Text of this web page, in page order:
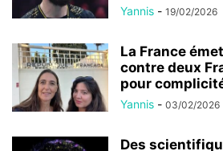
Yannis - 19/02/2026
La France
contre deux
pour
Yannis - 03/02/2026
Des